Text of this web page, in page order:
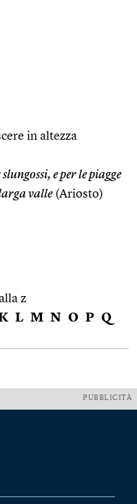
in altezza
e per le piagge
valle(Ariosto)
z
L M N O P Q
PUBBLICITÀ